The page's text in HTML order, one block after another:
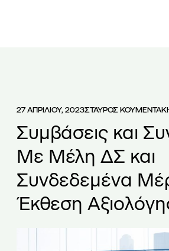
27 ΑΠΡΙΛΙΟΥ, 2023ΣΤΑΥΡΟΣ
Συμβάσεις και
Με Μέλη ΔΣ και
Συνδεδεμένα
Έκθεση